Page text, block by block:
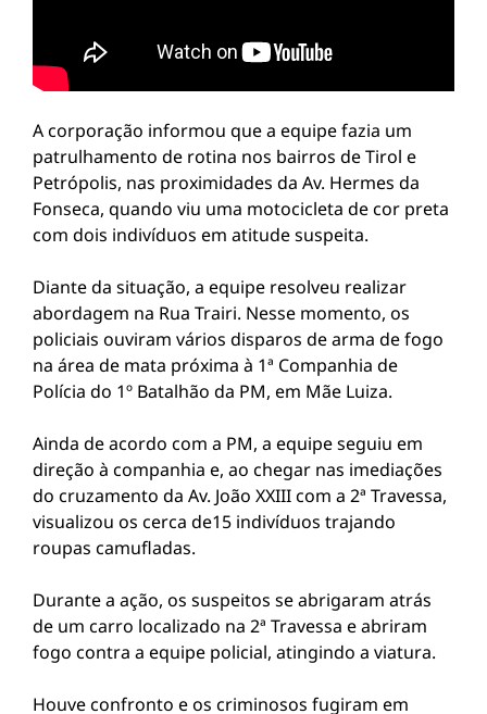
A corporação informou que a equipe fazia um
patrulhamento de rotina nos bairros de Tirol e
Petrópolis, nas proximidades da Av. Hermes da
Fonseca, quando viu uma motocicleta de cor preta
com dois indivíduos em atitude suspeita.
Diante da situação, a equipe resolveu realizar
abordagem na Rua Trairi. Nesse momento, os
policiais ouviram vários disparos de arma de fogo
na área de mata próxima à 1ª Companhia de
Polícia do 1º Batalhão da PM, em Mãe Luiza.
Ainda de acordo com a PM, a equipe seguiu em
direção à companhia e, ao chegar nas imediações
do cruzamento da Av. João XXIII com a 2ª Travessa,
visualizou os cerca de15 indivíduos trajando
roupas camufladas.
Durante a ação, os suspeitos se abrigaram atrás
de um carro localizado na 2ª Travessa e abriram
fogo contra a equipe policial, atingindo a viatura.
Houve confronto e os criminosos fugiram em